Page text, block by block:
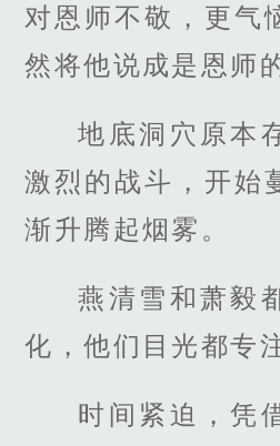
对恩师不敬，更气
然将他说成是恩师
地底洞穴原本
激烈的战斗，开始
渐升腾起烟雾。
燕清雪和萧毅
化，他们目光都专
时间紧迫，凭